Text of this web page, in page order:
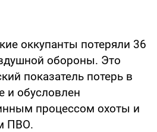
оккупанты потеряли 36
обороны. Это
показатель потерь в
и обусловлен
процессом охоты и
ПВО.